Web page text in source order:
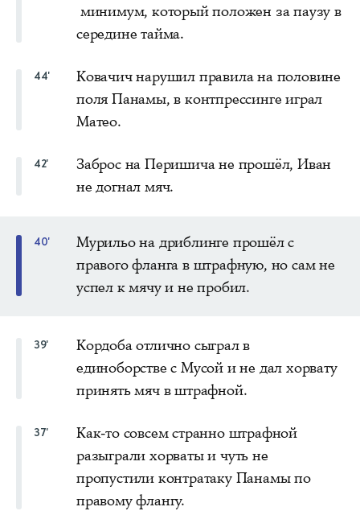
минимум, который положен за паузу в
середине тайма.
44'
Ковачич нарушил правила на половине
поля Панамы, в контпрессинге играл
Матео.
42'
Заброс на Перишича не прошёл, Иван
не догнал мяч.
40'
Мурильо на дриблинге прошёл с
правого фланга в штрафную, но сам не
успел к мячу и не пробил.
39'
Кордоба отлично сыграл в
единоборстве с Мусой и не дал хорвату
принять мяч в штрафной.
37'
Как-то совсем странно штрафной
разыграли хорваты и чуть не
пропустили контратаку Панамы по
правому флангу.